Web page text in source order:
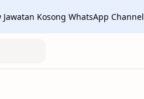
Jawatan Kosong WhatsApp Channel